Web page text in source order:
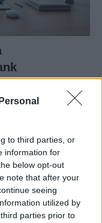
to third parties, or
information for
below opt-out
note that after your
seeing
utilized by
parties prior to